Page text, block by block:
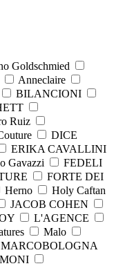
Goldschmied
Anneclaire
BILANCIONI
Ruiz
DICE
ERIKA CAVALLINI
Gavazzi
FEDELI
FORTE DEI
Herno
Holy Caftan
JACOB COHEN
L'AGENCE
Malo
MARCOBOLOGNA